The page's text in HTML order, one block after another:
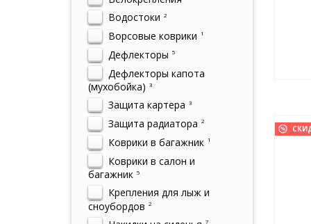
Водостоки 2
Ворсовые коврики 1
Дефлекторы 5
Дефлекторы капота
(мухобойка) 3
Защита картера 3
Защита радиатора 2
Коврики в багажник 1
Коврики в салон и
багажник 5
Крепления для лыж и
сноубордов 2
7